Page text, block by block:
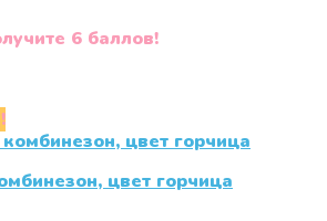
6 баллов!
цвет горчица